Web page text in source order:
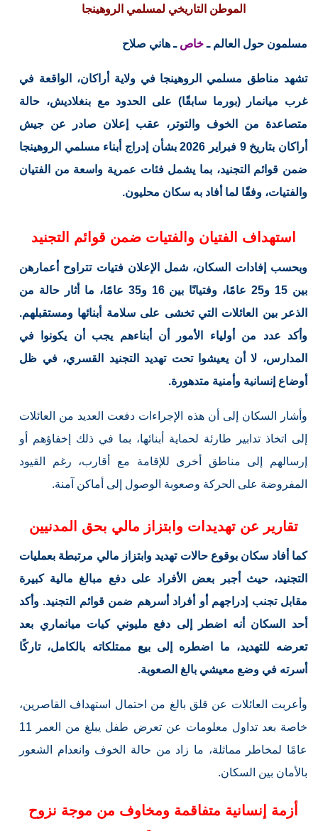
الموطن التاريخي لمسلمي الروهينجا
مسلمون حول العالم ـخاص ـ هاني صلاح
تشهد مناطق مسلمي الروهينجا في ولاية أراكان، الواقعة في
غرب ميانمار (بورما سابقًا) على الحدود مع بنغلاديش، حالة
متصاعدة من الخوف والتوتر، عقب إعلان صادر عن جيش
أراكان بتاريخ 9 فبراير 2026 بشأن إدراج أبناء مسلمي الروهينجا
ضمن قوائم التجنيد، بما يشمل فئات عمرية واسعة من الفتيان
والفتيات، وفقًا لما أفاد به سكان محليون.
استهداف الفتيان والفتيات ضمن قوائم التجنيد
وبحسب إفادات السكان، شمل الإعلان فتيات تتراوح أعمارهن
بين 15 و25 عامًا، وفتيانًا بين 16 و35 عامًا، ما أثار حالة من
الذعر بين العائلات التي تخشى على سلامة أبنائها ومستقبلهم.
وأكد عدد من أولياء الأمور أن أبناءهم يجب أن يكونوا في
المدارس، لا أن يعيشوا تحت تهديد التجنيد القسري، في ظل
أوضاع إنسانية وأمنية متدهورة.
وأشار السكان إلى أن هذه الإجراءات دفعت العديد من العائلات
إلى اتخاذ تدابير طارئة لحماية أبنائها، بما في ذلك إخفاؤهم أو
إرسالهم إلى مناطق أخرى للإقامة مع أقارب، رغم القيود
المفروضة على الحركة وصعوبة الوصول إلى أماكن آمنة.
تقارير عن تهديدات وابتزاز مالي بحق المدنيين
كما أفاد سكان بوقوع حالات تهديد وابتزاز مالي مرتبطة بعمليات
التجنيد، حيث أجبر بعض الأفراد على دفع مبالغ مالية كبيرة
مقابل تجنب إدراجهم أو أفراد أسرهم ضمن قوائم التجنيد. وأكد
أحد السكان أنه اضطر إلى دفع مليوني كيات ميانماري بعد
تعرضه للتهديد، ما اضطره إلى بيع ممتلكاته بالكامل، تاركًا
أسرته في وضع معيشي بالغ الصعوبة.
وأعربت العائلات عن قلق بالغ من احتمال استهداف القاصرين،
خاصة بعد تداول معلومات عن تعرض طفل يبلغ من العمر 11
عامًا لمخاطر مماثلة، ما زاد من حالة الخوف وانعدام الشعور
بالأمان بين السكان.
أزمة إنسانية متفاقمة ومخاوف من موجة نزوح